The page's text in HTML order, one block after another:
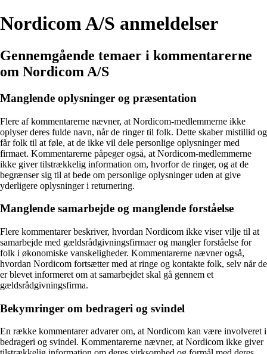
Nordicom A/S anmeldelser
Gennemgående temaer i kommentarerne
om Nordicom A/S
Manglende oplysninger og præsentation
Flere af kommentarerne nævner, at Nordicom-medlemmerne ikke
oplyser deres fulde navn, når de ringer til folk. Dette skaber mistillid og
får folk til at føle, at de ikke vil dele personlige oplysninger med
firmaet. Kommentarerne påpeger også, at Nordicom-medlemmerne
ikke giver tilstrækkelig information om, hvorfor de ringer, og at de
begrænser sig til at bede om personlige oplysninger uden at give
yderligere oplysninger i returnering.
Manglende samarbejde og manglende forståelse
Flere kommentarer beskriver, hvordan Nordicom ikke viser vilje til at
samarbejde med gældsrådgivningsfirmaer og mangler forståelse for
folk i økonomiske vanskeligheder. Kommentarerne nævner også,
hvordan Nordicom fortsætter med at ringe og kontakte folk, selv når de
er blevet informeret om at samarbejdet skal gå gennem et
gældsrådgivningsfirma.
Bekymringer om bedrageri og svindel
En række kommentarer advarer om, at Nordicom kan være involveret i
bedrageri og svindel. Kommentarerne nævner, at Nordicom ikke giver